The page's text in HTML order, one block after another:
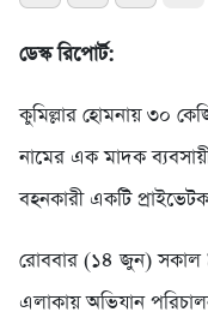
ডেস্ক রিপোর্ট:
কুমিল্লার হোমনায় ৩০
নামের এক মাদক
বহনকারী একটি
রোববার (১৪ জুন) সকাল
এলাকায় অভিযান